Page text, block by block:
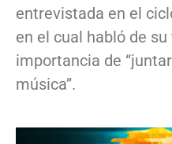
entrevistada en el
en el cual habló de
importancia de
música”.